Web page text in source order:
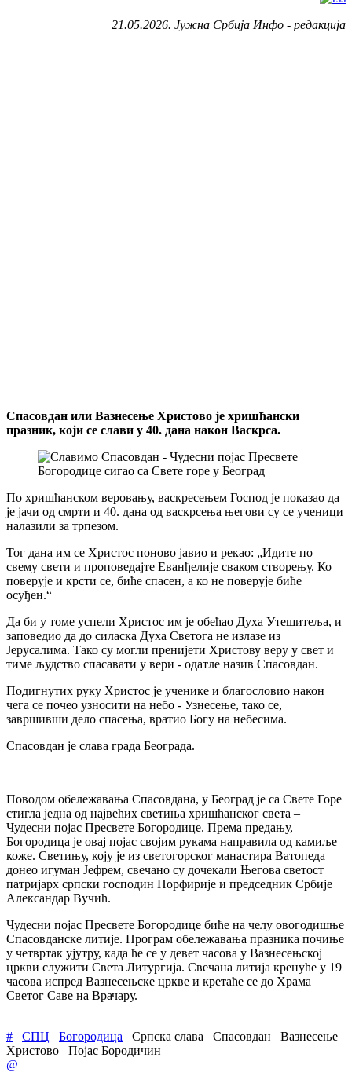
21.05.2026. Јужна Србија Инфо - редакција
Спасовдан или Вазнесење Христово је хришћански
празник, који се слави у 40. дана након Васкрса.
По хришћанском веровању, васкресењем Господ је показао да
је јачи од смрти и 40. дана од васкрсења његови су се ученици
налазили за трпезом.
Тог дана им се Христос поново јавио и рекао: „Идите по
свему свети и проповедајте Еванђелије сваком створењу. Ко
поверује и крсти се, биће спасен, а ко не поверује биће
осуђен.“
Да би у томе успели Христос им је обећао Духа Утешитеља, и
заповедио да до силаска Духа Светога не излазе из
Јерусалима. Тако су могли пренијети Христову веру у свет и
тиме људство спасавати у вери - одатле назив Спасовдан.
Подигнутих руку Христос је ученике и благословио након
чега се почео узносити на небо - Узнесење, тако се,
завршивши дело спасења, вратио Богу на небесима.
Спасовдан је слава града Београда.
Поводом обележавања Спасовдана, у Београд је са Свете Горе
стигла једна од највећих светиња хришћанског света –
Чудесни појас Пресвете Богородице. Према предању,
Богородица је овај појас својим рукама направила од камиље
коже. Светињу, коју је из светогорског манастира Ватопеда
донео игуман Јефрем, свечано су дочекали Његова светост
патријарх српски господин Порфирије и председник Србије
Александар Вучић.
Чудесни појас Пресвете Богородице биће на челу овогодишње
Спасовданске литије. Програм обележавања празника почиње
у четвртак ујутру, када ће се у девет часова у Вазнесењској
цркви служити Света Литургија. Свечана литија кренуће у 19
часова испред Вазнесењске цркве и кретаће се до Храма
Светог Саве на Врачару.
# СПЦ Богородица Српска слава Спасовдан
Вазнесење
Христово
Појас Бородичин
@